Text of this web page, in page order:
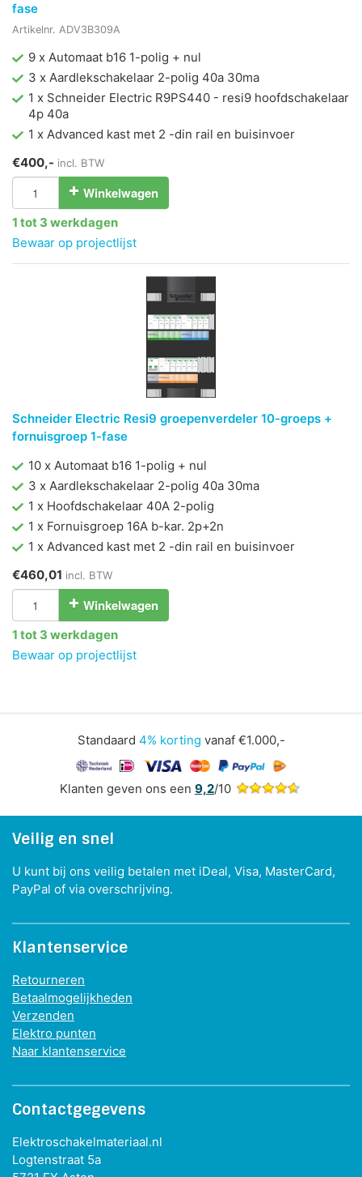
fase
Artikelnr. ADV3B309A
9 x Automaat b16 1-polig + nul
3 x Aardlekschakelaar 2-polig 40a 30ma
1 x Schneider Electric R9PS440 - resi9 hoofdschakelaar
4p 40a
1 x Advanced kast met 2 -din rail en buisinvoer
€400,- incl. BTW
Winkelwagen
1 tot 3 werkdagen
Bewaar op projectlijst
Schneider Electric Resi9 groepenverdeler 10-groeps +
fornuisgroep 1-fase
10 x Automaat b16 1-polig + nul
3 x Aardlekschakelaar 2-polig 40a 30ma
1 x Hoofdschakelaar 40A 2-polig
1 x Fornuisgroep 16A b-kar. 2p+2n
1 x Advanced kast met 2 -din rail en buisinvoer
€460,01 incl. BTW
Winkelwagen
1 tot 3 werkdagen
Bewaar op projectlijst
Standaard 4% korting vanaf €1.000,-
Klanten geven ons een 9,2/10
Veilig en snel
U kunt bij ons veilig betalen met iDeal, Visa, MasterCard,
PayPal of via overschrijving.
Klantenservice
Retourneren
Betaalmogelijkheden
Verzenden
Elektro punten
Naar klantenservice
Contactgegevens
Elektroschakelmateriaal.nl
Logtenstraat 5a